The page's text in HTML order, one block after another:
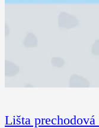
Lišta